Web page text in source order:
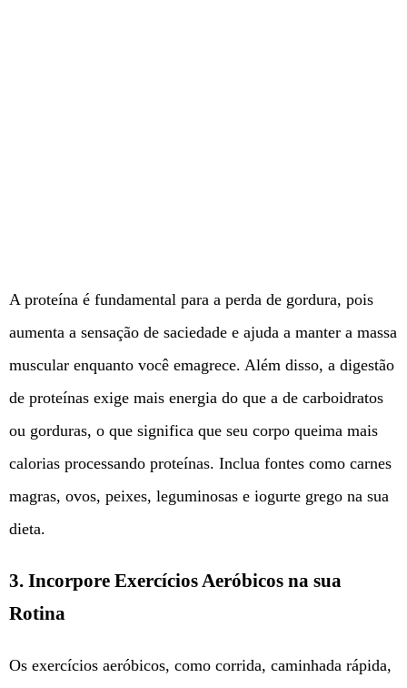
A proteína é fundamental para a perda de gordura, pois
aumenta a sensação de saciedade e ajuda a manter a massa
muscular enquanto você emagrece. Além disso, a digestão
de proteínas exige mais energia do que a de carboidratos
ou gorduras, o que significa que seu corpo queima mais
calorias processando proteínas. Inclua fontes como carnes
magras, ovos, peixes, leguminosas e iogurte grego na sua
dieta.
3. Incorpore Exercícios Aeróbicos na sua
Rotina
Os exercícios aeróbicos, como corrida, caminhada rápida,